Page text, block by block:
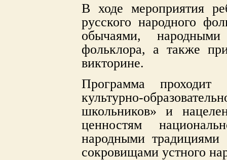
В ходе мероприятия
русского народного
обычаями,​
фольклора, а также
викторине.
Программа проходит
культурно-
школьников» и
ценностям
народными
сокровищами устного